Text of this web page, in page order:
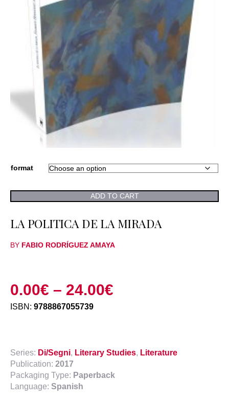
format
ADD TO CART
LA POLITICA DE LA MIRADA
BY FABIO RODRÍGUEZ AMAYA
0.00€ – 24.00€
ISBN: 9788867055739
Series: Di/Segni, Literary Studies, Literature
Publication: 2017
Packaging Type: Paperback
Language: Spanish